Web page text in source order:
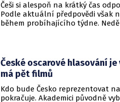
Češi si alespoň na krátký čas
Podle aktuální předpovědi však
během probíhajícího týdne.
České oscarové hlasování
má pět filmů
Kdo bude Česko reprezentovat
pokračuje. Akademici původně